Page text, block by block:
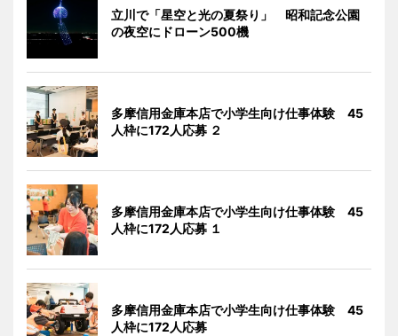
立川で「星空と光の夏祭り」 昭和記念公園
の夜空にドローン500機
多摩信用金庫本店で小学生向け仕事体験 45
人枠に172人応募 ２
多摩信用金庫本店で小学生向け仕事体験 45
人枠に172人応募 １
多摩信用金庫本店で小学生向け仕事体験 45
人枠に172人応募